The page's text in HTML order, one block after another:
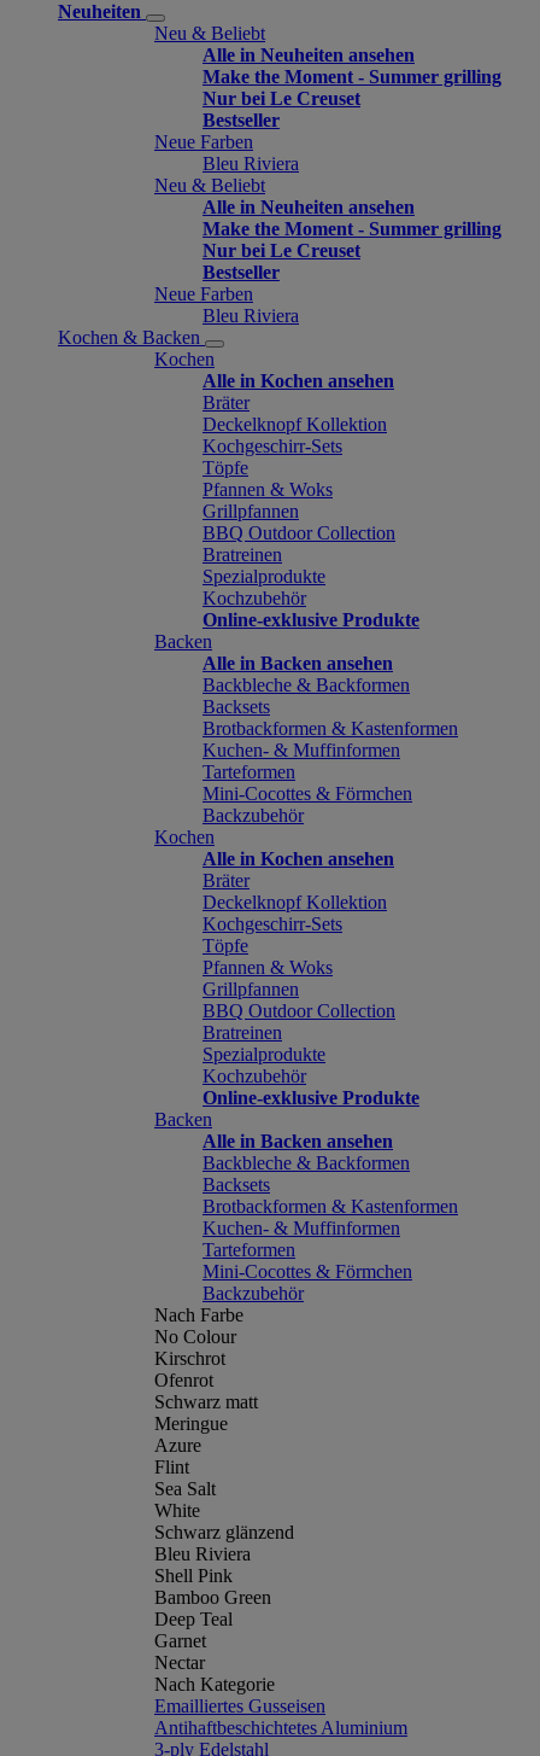
Neuheiten
Neu & Beliebt
Alle in Neuheiten ansehen
Make the Moment - Summer grilling
Nur bei Le Creuset
Bestseller
Neue Farben
Bleu Riviera
Neu & Beliebt
Alle in Neuheiten ansehen
Make the Moment - Summer grilling
Nur bei Le Creuset
Bestseller
Neue Farben
Bleu Riviera
Kochen & Backen
Kochen
Alle in Kochen ansehen
Bräter
Deckelknopf Kollektion
Kochgeschirr-Sets
Töpfe
Pfannen & Woks
Grillpfannen
BBQ Outdoor Collection
Bratreinen
Spezialprodukte
Kochzubehör
Online-exklusive Produkte
Backen
Alle in Backen ansehen
Backbleche & Backformen
Backsets
Brotbackformen & Kastenformen
Kuchen- & Muffinformen
Tarteformen
Mini-Cocottes & Förmchen
Backzubehör
Kochen
Alle in Kochen ansehen
Bräter
Deckelknopf Kollektion
Kochgeschirr-Sets
Töpfe
Pfannen & Woks
Grillpfannen
BBQ Outdoor Collection
Bratreinen
Spezialprodukte
Kochzubehör
Online-exklusive Produkte
Backen
Alle in Backen ansehen
Backbleche & Backformen
Backsets
Brotbackformen & Kastenformen
Kuchen- & Muffinformen
Tarteformen
Mini-Cocottes & Förmchen
Backzubehör
Nach Farbe
No Colour
Kirschrot
Ofenrot
Schwarz matt
Meringue
Azure
Flint
Sea Salt
White
Schwarz glänzend
Bleu Riviera
Shell Pink
Bamboo Green
Deep Teal
Garnet
Nectar
Nach Kategorie
Emailliertes Gusseisen
Antihaftbeschichtetes Aluminium
3-ply Edelstahl